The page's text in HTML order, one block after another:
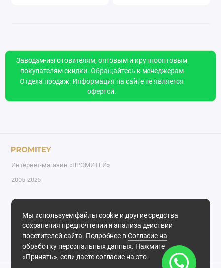
Заводам-изготовителям, оптовым и крупнооптовым
покупателям скидки. Обращайтесь к менеджерам
Отдела продаж. Информация на сайте не является
офертой.
Мы используем файлы cookie и другие средства
сохранения предпочтений и анализа действий
посетителей сайта. Подробнее вСогласие на
обработку персональных данных. Нажмите
«Принять», если даете согласие на это.
Интернет-магазин «ПРОМИТЕЙ»
2005-2026
Поддержка
+7 999 170-76-21
Обратный звонок
Понедельник - пятница с 8.00 до 17.00